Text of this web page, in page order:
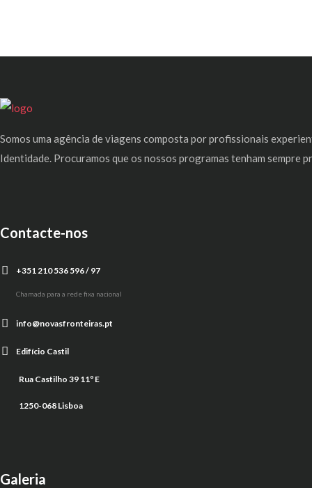
Somos uma agência de viagens composta por profissionais
Identidade. Procuramos que os nossos programas tenham sempre
Contacte-nos
+351 210 536 596 / 97
Chamada para a rede fixa nacional
info@novasfronteiras.pt
Edifício Castil
Rua Castilho 39 11º E
1250-068 Lisboa
Galeria